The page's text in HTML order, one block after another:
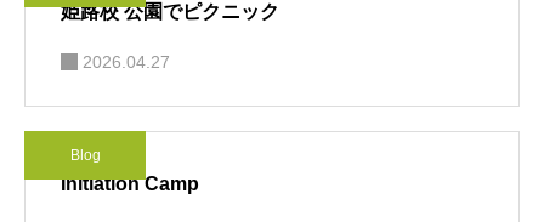
姫路校 公園でピクニック
2026.04.27
Blog
Initiation Camp